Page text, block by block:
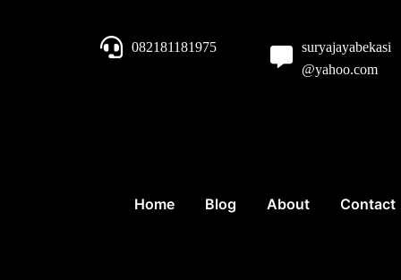
082181181975
suryajayabekasi
@yahoo.com
Home Blog About Contact